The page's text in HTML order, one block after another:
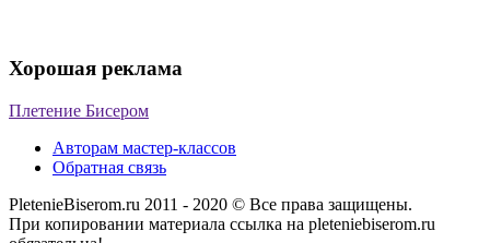
Хорошая реклама
Плетение Бисером
Авторам мастер-классов
Обратная связь
PletenieBiserom.ru 2011 - 2020 © Все права защищены.
При копировании материала ссылка на pleteniebiserom.ru